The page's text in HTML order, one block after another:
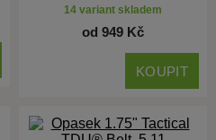
14 variant skladem
od 949 Kč
KOUPIT